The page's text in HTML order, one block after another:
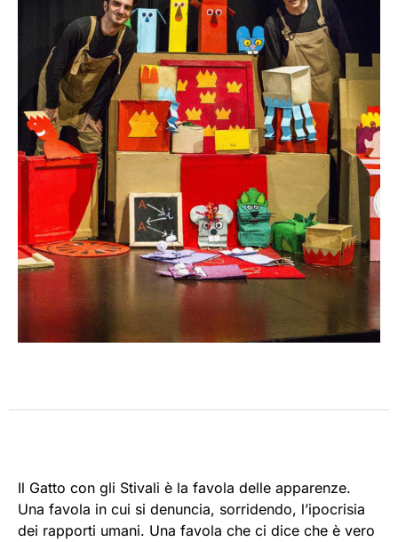
Il Gatto con gli Stivali è la favola delle apparenze.
Una favola in cui si denuncia, sorridendo, l’ipocrisia
dei rapporti umani. Una favola che ci dice che è vero